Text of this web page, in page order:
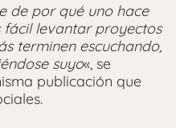
de por qué uno hace
fácil levantar proyectos
terminen escuchando,
suyo«, se
publicación que